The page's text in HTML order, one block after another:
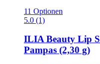
11 Optionen
5.0 (1)
ILIA Beauty Lip
Pampas (2,30 g)